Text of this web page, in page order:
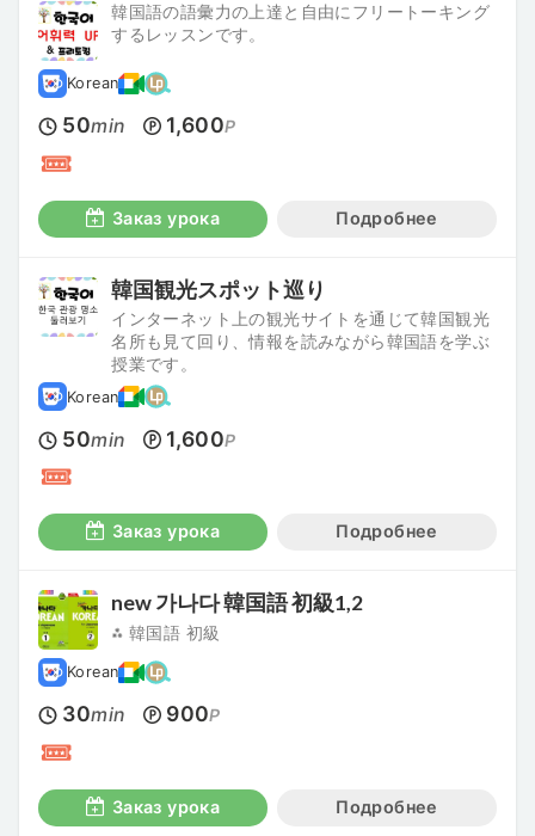
韓国語の語彙力の上達と自由にフリートーキング
するレッスンです。
Korean
50min 1,600P
Заказ урока Подробнее
韓国観光スポット巡り
インターネット上の観光サイトを通じて韓国観光
名所も見て回り、情報を読みながら韓国語を学ぶ
授業です。
Korean
50min 1,600P
Заказ урока Подробнее
new 가나다 韓国語 初級1,2
⁂ 韓国語 初級
Korean
30min 900P
Заказ урока Подробнее